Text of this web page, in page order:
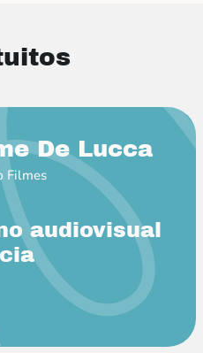
De Lucca
Filmes
audiovisual